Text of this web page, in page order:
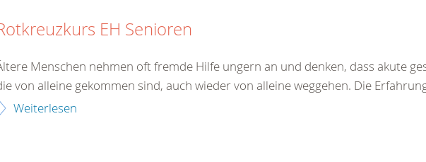
EH Senioren
Menschen nehmen oft fremde Hilfe ungern an und denken, dass akute
von alleine gekommen sind, auch wieder von alleine weggehen. Die
Weiterlesen